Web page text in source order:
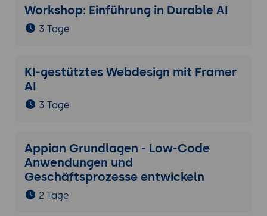
Workshop: Einführung in Durable AI
3 Tage
KI-gestütztes Webdesign mit Framer
AI
3 Tage
Appian Grundlagen - Low-Code
Anwendungen und
Geschäftsprozesse entwickeln
2 Tage